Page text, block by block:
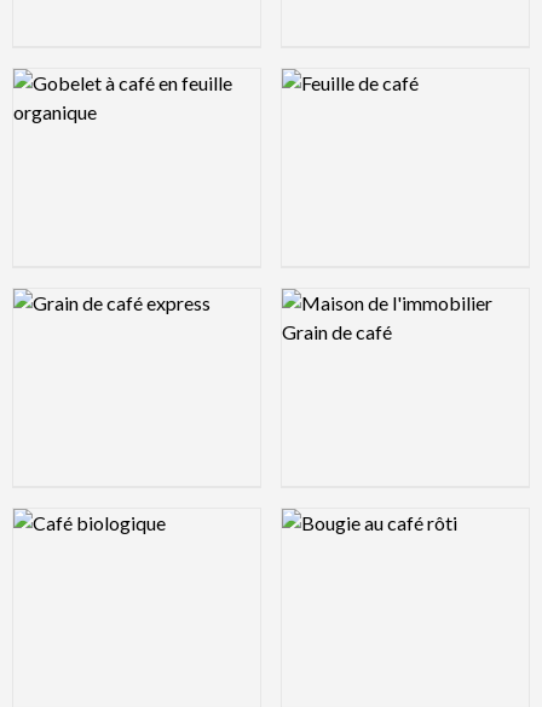
Logo Preview Image Logo Preview Image
Logo Preview Image Logo Preview Image
Logo Preview Image Logo Preview Image